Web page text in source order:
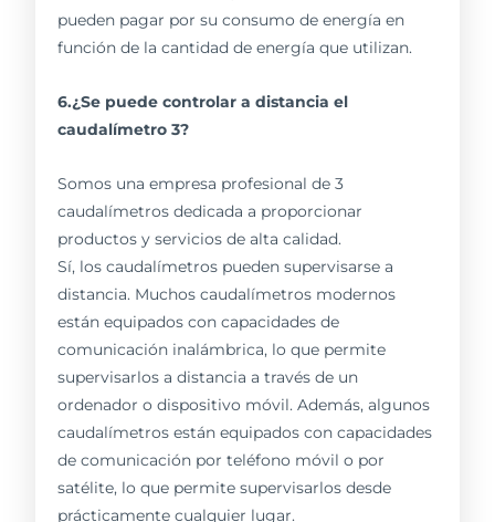
pueden pagar por su consumo de energía en
función de la cantidad de energía que utilizan.
6.¿Se puede controlar a distancia el
caudalímetro 3?
Somos una empresa profesional de 3
caudalímetros dedicada a proporcionar
productos y servicios de alta calidad.
Sí, los caudalímetros pueden supervisarse a
distancia. Muchos caudalímetros modernos
están equipados con capacidades de
comunicación inalámbrica, lo que permite
supervisarlos a distancia a través de un
ordenador o dispositivo móvil. Además, algunos
caudalímetros están equipados con capacidades
de comunicación por teléfono móvil o por
satélite, lo que permite supervisarlos desde
prácticamente cualquier lugar.